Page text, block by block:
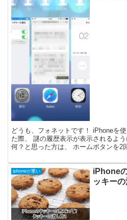
どうも、フォネットです！ iPhoneを
た際、 謎の履歴表示が表示されるよ
何？と思った方は、 ホームボタンを2
iphoneが重い
iPhone
ッキー